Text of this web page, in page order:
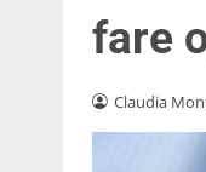
fare
Claudia